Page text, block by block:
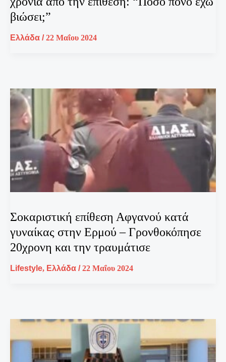
βιώσει;”
Ελλάδα /22 Μαΐου 2024
Σοκαριστική επίθεση Αφγανού κατά
γυναίκας στην Ερμού – Γρονθοκόπησε
20χρονη και την τραυμάτισε
Lifestyle, Ελλάδα /22 Μαΐου 2024